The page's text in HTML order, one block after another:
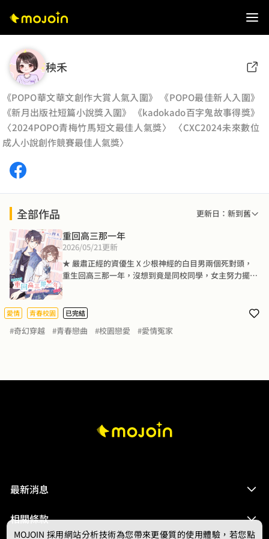
秧禾
《POPO華文華文創作大賞人氣入圍》 《POPO最佳新人入圍》
《新月出版社短篇小說獎入圍》 《kadokado百字鬼故事得獎》
〈2024POPO青梅竹馬短文最佳人氣獎〉 〈CXC2024未來數位
成人小說創作競賽最佳人氣獎〉
全部作品 更新日：新到舊
重回高三那一年
2026/05/21更新
★ 嚴肅正經的資優生 X 少根神經的白目男兩個死對頭，
重生回高三那一年，沒想到竟是同校同學，女主努力擺脫
曉薇嗎？紀少澤出獄，與在他家跟紀媽媽共食的丁曉薇一
屑知道。某次紀少澤又與紀媽媽發生爭執，紀媽媽氣急攻
了高中時代，丁曉薇發誓一定要將紀少澤導回正途，讓紀
愛情 青春校園 已完結
#奇幻穿越 #青春戀曲 #校園戀愛 #愛情冤家
最新消息
相關條款
MOJOIN 採用網站分析技術為您帶來更優質的使用體驗，若您點